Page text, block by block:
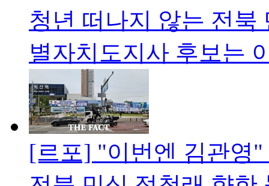
청년 떠나지 않는 전
별자치도지사 후보는
[르포] "이번엔 김관영